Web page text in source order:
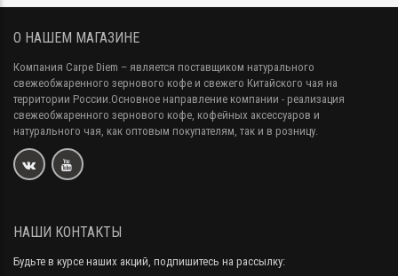
О НАШЕМ МАГАЗИНЕ
Компания Carpe Diem – является поставщиком натурального
свежеобжаренного зернового кофе и свежего Китайского чая на
территории России.Основное направление компании - реализация
свежеобжаренного зернового кофе, кофейных аксессуаров и
натурального чая, как оптовым покупателям, так и в розницу.
НАШИ КОНТАКТЫ
Будьте в курсе наших акций, подпишитесь на рассылку: